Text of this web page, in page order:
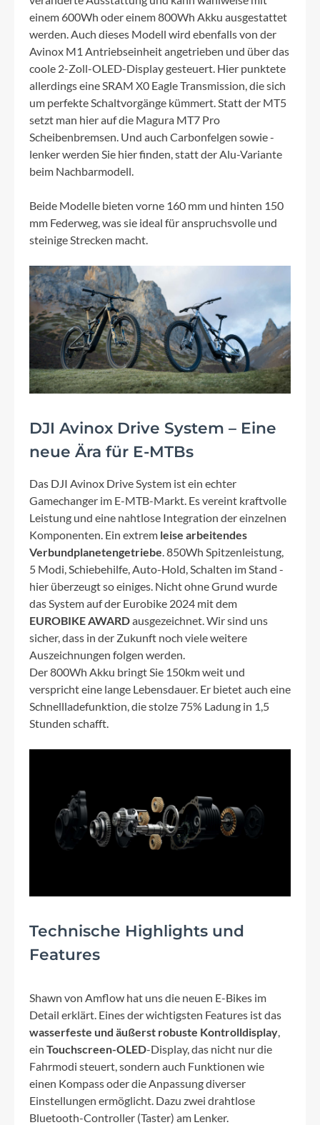
einem 600Wh oder einem 800Wh Akku ausgestattet
werden. Auch dieses Modell wird ebenfalls von der
Avinox M1 Antriebseinheit angetrieben und über das
coole 2-Zoll-OLED-Display gesteuert. Hier punktete
allerdings eine SRAM X0 Eagle Transmission, die sich
um perfekte Schaltvorgänge kümmert. Statt der MT5
setzt man hier auf die Magura MT7 Pro
Scheibenbremsen. Und auch Carbonfelgen sowie -
lenker werden Sie hier finden, statt der Alu-Variante
beim Nachbarmodell.
Beide Modelle bieten vorne 160 mm und hinten 150
mm Federweg, was sie ideal für anspruchsvolle und
steinige Strecken macht.
DJI Avinox Drive System – Eine
neue Ära für E-MTBs
Das DJI Avinox Drive System ist ein echter
Gamechanger im E-MTB-Markt. Es vereint kraftvolle
Leistung und eine nahtlose Integration der einzelnen
Komponenten. Ein extrem leise arbeitendes
Verbundplanetengetriebe . 850Wh Spitzenleistung,
5 Modi, Schiebehilfe, Auto-Hold, Schalten im Stand -
hier überzeugt so einiges. Nicht ohne Grund wurde
das System auf der Eurobike 2024 mit dem
EUROBIKE AWARDausgezeichnet. Wir sind uns
sicher, dass in der Zukunft noch viele weitere
Auszeichnungen folgen werden.
Der 800Wh Akku bringt Sie 150km weit und
verspricht eine lange Lebensdauer. Er bietet auch eine
Schnellladefunktion, die stolze 75% Ladung in 1,5
Stunden schafft.
Technische Highlights und
Features
Shawn von Amflow hat uns die neuen E-Bikes im
Detail erklärt. Eines der wichtigsten Features ist das
wasserfeste und äußerst robuste Kontrolldisplay
ein Touchscreen-OLED-Display, das nicht nur die
Fahrmodi steuert, sondern auch Funktionen wie
einen Kompass oder die Anpassung diverser
Einstellungen ermöglicht. Dazu zwei drahtlose
Bluetooth-Controller (Taster) am Lenker.